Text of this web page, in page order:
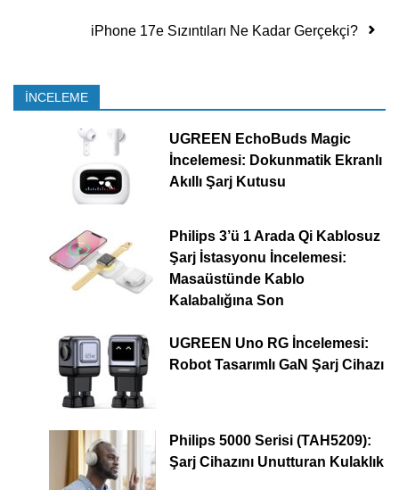
iPhone 17e Sızıntıları Ne Kadar Gerçekçi?
İNCELEME
UGREEN EchoBuds Magic
İncelemesi: Dokunmatik Ekranlı
Akıllı Şarj Kutusu
Philips 3’ü 1 Arada Qi Kablosuz
Şarj İstasyonu İncelemesi:
Masaüstünde Kablo
Kalabalığına Son
UGREEN Uno RG İncelemesi:
Robot Tasarımlı GaN Şarj Cihazı
Philips 5000 Serisi (TAH5209):
Şarj Cihazını Unutturan Kulaklık